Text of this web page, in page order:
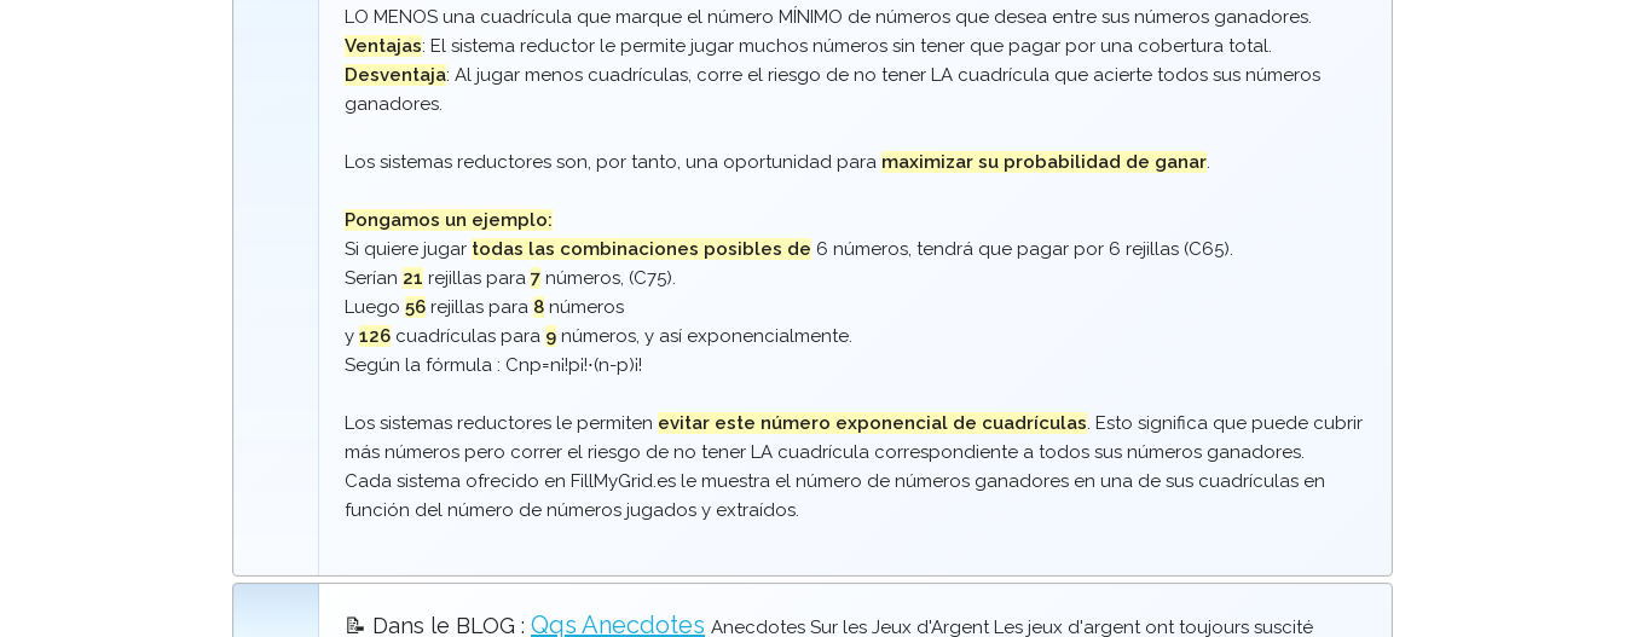
LO MENOS una cuadrícula que marque el número MÍNIMO de números que desea entre sus números ganadores.
Ventajas: El sistema reductor le permite jugar muchos números sin tener que pagar por una cobertura total.
Desventaja: Al jugar menos cuadrículas, corre el riesgo de no tener LA cuadrícula que acierte todos sus números
ganadores.
Los sistemas reductores son, por tanto, una oportunidad para maximizar su probabilidad de ganar.
Pongamos un ejemplo:
Si quiere jugar todas las combinaciones posibles de 6 números, tendrá que pagar por 6 rejillas (C65).
Serían 21 rejillas para 7 números, (C75).
Luego 56 rejillas para 8 números
y 126 cuadrículas para 9 números, y así exponencialmente.
Según la fórmula : Cnp=n¡!p¡!⋅(n-p)¡!
Los sistemas reductores le permiten evitar este número exponencial de cuadrículas. Esto significa que puede cubrir
más números pero correr el riesgo de no tener LA cuadrícula correspondiente a todos sus números ganadores.
Cada sistema ofrecido en FillMyGrid.es le muestra el número de números ganadores en una de sus cuadrículas en
función del número de números jugados y extraídos.
📝 Dans le BLOG : Qqs Anecdotes Anecdotes Sur les Jeux d'Argent Les jeux d'argent ont toujours suscité